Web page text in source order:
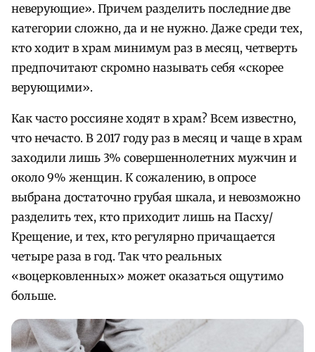
неверующие». Причем разделить последние две
категории сложно, да и не нужно. Даже среди тех,
кто ходит в храм минимум раз в месяц, четверть
предпочитают скромно называть себя «скорее
верующими».
Как часто россияне ходят в храм? Всем известно,
что нечасто. В 2017 году раз в месяц и чаще в храм
заходили лишь 3% совершеннолетних мужчин и
около 9% женщин. К сожалению, в опросе
выбрана достаточно грубая шкала, и невозможно
разделить тех, кто приходит лишь на Пасху/
Крещение, и тех, кто регулярно причащается
четыре раза в год. Так что реальных
«воцерковленных» может оказаться ощутимо
больше.